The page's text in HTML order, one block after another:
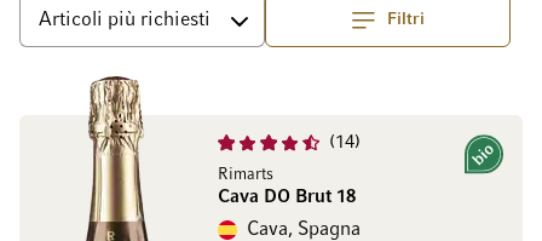
Filtri
Ordina per Superiore
14
Rimarts
Cava DO Brut 18
Bio
Cava, Spagna